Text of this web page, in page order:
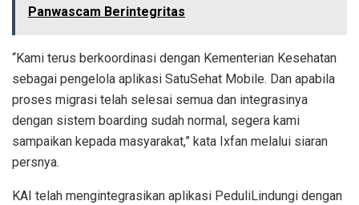
Panwascam Berintegritas
“Kami terus berkoordinasi dengan Kementerian Kesehatan
sebagai pengelola aplikasi SatuSehat Mobile. Dan apabila
proses migrasi telah selesai semua dan integrasinya
dengan sistem boarding sudah normal, segera kami
sampaikan kepada masyarakat,” kata Ixfan melalui siaran
persnya.
KAI telah mengintegrasikan aplikasi PeduliLindungi dengan